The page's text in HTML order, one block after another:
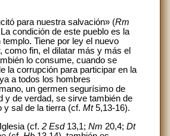
para nuestra salvación» (Rm
condición de este pueblo es la
Tiene por ley el nuevo
como fin, el dilatar más y más el
lo consume, cuando se
la corrupción para participar en la
a todos los hombres
un germen segurísimo de
y de verdad, se sirve también de
y sal de la tierra (cf. Mt5,13-16).
(cf. 2 Esd13,1; Nm 20,4; Dt